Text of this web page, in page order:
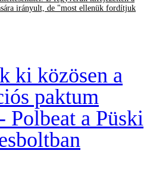
irányult, de "most ellenük fordítjuk
ki közösen a
paktum
Polbeat a Püski